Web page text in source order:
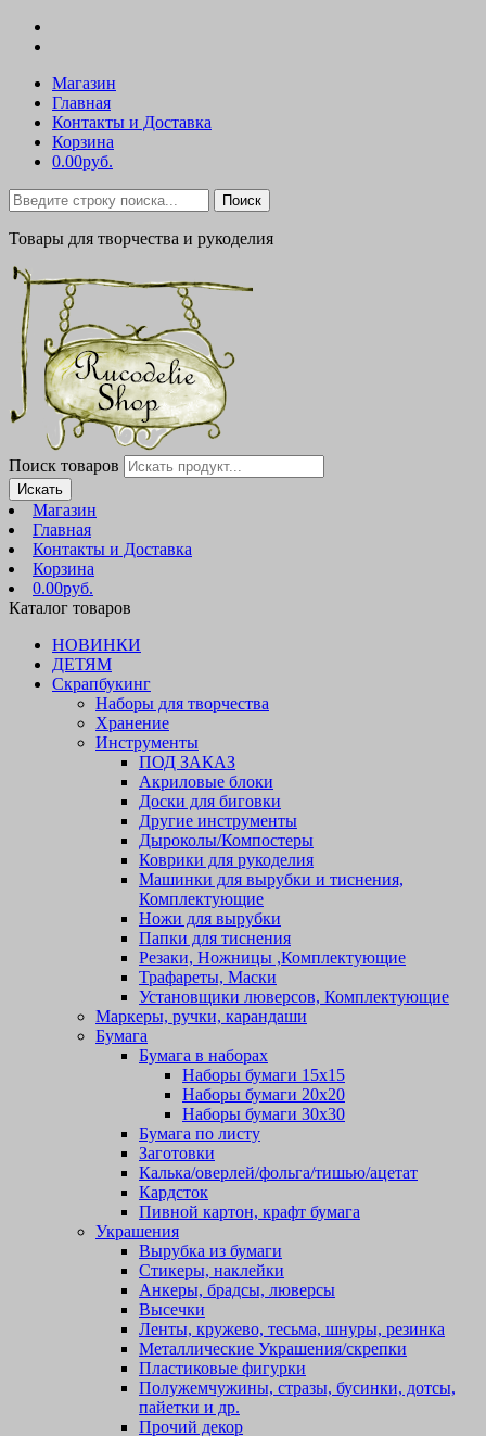
Магазин
Главная
Контакты и Доставка
Корзина
0.00руб.
Поиск
Товары для творчества и рукоделия
Поиск товаров
Искать
Магазин
Главная
Контакты и Доставка
Корзина
0.00руб.
Каталог товаров
НОВИНКИ
ДЕТЯМ
Скрапбукинг
Наборы для творчества
Хранение
Инструменты
ПОД ЗАКАЗ
Акриловые блоки
Доски для биговки
Другие инструменты
Дыроколы/Компостеры
Коврики для рукоделия
Машинки для вырубки и тиснения,
Комплектующие
Ножи для вырубки
Папки для тиснения
Резаки, Ножницы ,Комплектующие
Трафареты, Маски
Установщики люверсов, Комплектующие
Маркеры, ручки, карандаши
Бумага
Бумага в наборах
Наборы бумаги 15х15
Наборы бумаги 20х20
Наборы бумаги 30х30
Бумага по листу
Заготовки
Калька/оверлей/фольга/тишью/ацетат
Кардсток
Пивной картон, крафт бумага
Украшения
Вырубка из бумаги
Стикеры, наклейки
Анкеры, брадсы, люверсы
Высечки
Ленты, кружево, тесьма, шнуры, резинка
Металлические Украшения/скрепки
Пластиковые фигурки
Полужемчужины, стразы, бусинки, дотсы,
пайетки и др.
Прочий декор